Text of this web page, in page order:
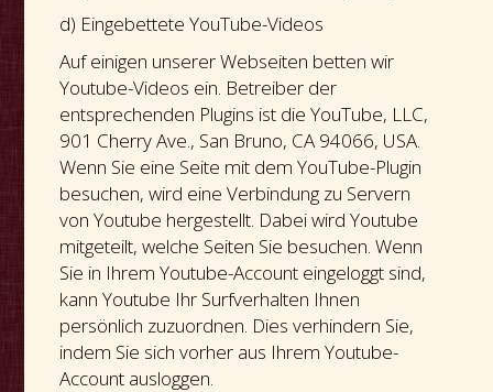
d) Eingebettete YouTube-Videos
Auf einigen unserer Webseiten betten wir
Youtube-Videos ein. Betreiber der
entsprechenden Plugins ist die YouTube, LLC,
901 Cherry Ave., San Bruno, CA 94066, USA.
Wenn Sie eine Seite mit dem YouTube-Plugin
besuchen, wird eine Verbindung zu Servern
von Youtube hergestellt. Dabei wird Youtube
mitgeteilt, welche Seiten Sie besuchen. Wenn
Sie in Ihrem Youtube-Account eingeloggt sind,
kann Youtube Ihr Surfverhalten Ihnen
persönlich zuzuordnen. Dies verhindern Sie,
indem Sie sich vorher aus Ihrem Youtube-
Account ausloggen.